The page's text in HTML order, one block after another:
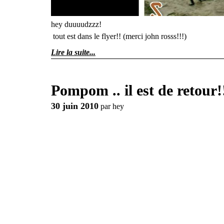
hey duuuudzzz!
tout est dans le flyer!! (merci john rosss!!!)
Lire la suite
Pompom .. il est de
30 juin 2010 parhey